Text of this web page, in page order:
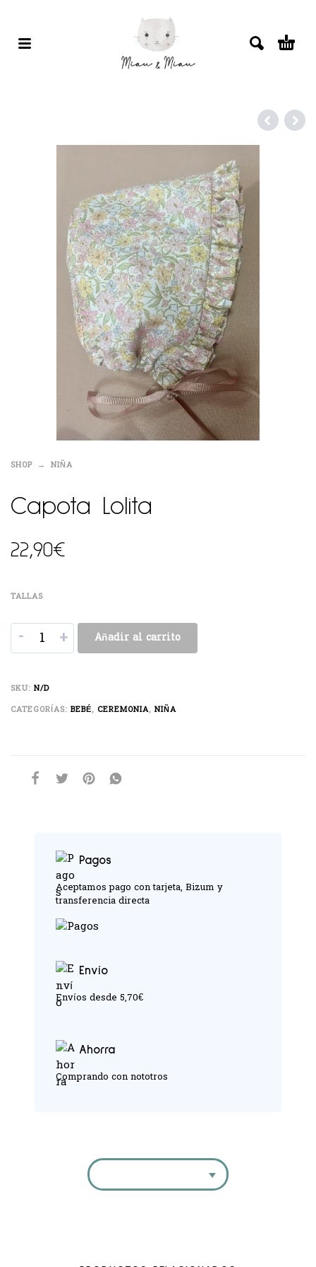
SHOP NIÑA
Capota Lolita
22,90€
TALLAS
- + Añadir al carrito
SKU: N/D
CATEGORÍAS: BEBÉ, CEREMONIA, NIÑA
Pagos
Aceptamos pago con tarjeta, Bizum y
transferencia directa
Envío
Envíos desde 5,70€
Ahorra
Comprando con nototros